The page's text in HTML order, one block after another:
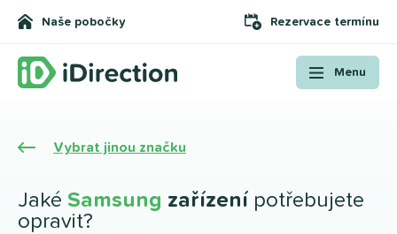
Naše pobočky Rezervace termínu
Menu
Vybrat jinou značku
Jaké Samsung zařízení potřebujete
opravit?